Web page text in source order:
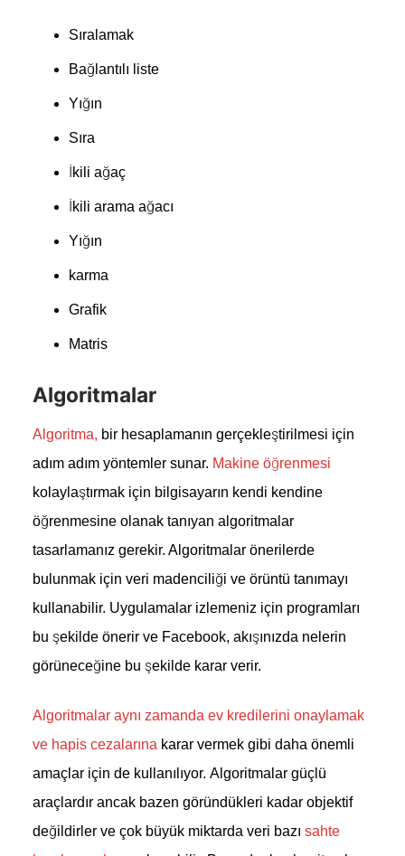
Sıralamak
Bağlantılı liste
Yığın
Sıra
İkili ağaç
İkili arama ağacı
Yığın
karma
Grafik
Matris
Algoritmalar
Algoritma, bir hesaplamanın gerçekleştirilmesi için
adım adım yöntemler sunar. Makine öğrenmesi
kolaylaştırmak için bilgisayarın kendi kendine
öğrenmesine olanak tanıyan algoritmalar
tasarlamanız gerekir. Algoritmalar önerilerde
bulunmak için veri madenciliği ve örüntü tanımayı
kullanabilir. Uygulamalar izlemeniz için programları
bu şekilde önerir ve Facebook, akışınızda nelerin
görüneceğine bu şekilde karar verir.
Algoritmalar aynı zamanda ev kredilerini onaylamak
ve hapis cezalarına karar vermek gibi daha önemli
amaçlar için de kullanılıyor. Algoritmalar güçlü
araçlardır ancak bazen göründükleri kadar objektif
değildirler ve çok büyük miktarda veri bazı sahte